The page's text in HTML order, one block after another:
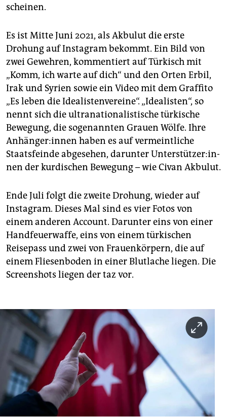
scheinen.
Es ist Mitte Juni 2021, als Akbulut die erste
Drohung auf Instagram bekommt. Ein Bild von
zwei Gewehren, kommentiert auf Türkisch mit
„Komm, ich warte auf dich“ und den Orten Erbil,
Irak und Syrien sowie ein Video mit dem Graffito
„Es leben die Idealistenvereine“. „Idealisten“, so
nennt sich die ultranationalistische türkische
Bewegung, die sogenannten Grauen Wölfe. Ihre
An­hän­ge­r:in­nen haben es auf vermeintliche
Staatsfeinde abgesehen, darunter Un­ter­stüt­ze­r:in­
nen der kurdischen Bewegung – wie Civan Akbulut.
Ende Juli folgt die zweite Drohung, wieder auf
Instagram. Dieses Mal sind es vier Fotos von
einem anderen Account. Darunter eins von einer
Handfeuerwaffe, eins von einem türkischen
Reisepass und zwei von Frauenkörpern, die auf
einem Fliesenboden in einer Blutlache liegen. Die
Screenshots liegen der taz vor.